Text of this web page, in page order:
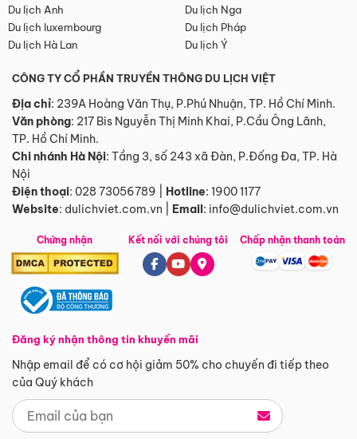
Du lịch Anh
Du lịch Nga
Du lịch luxembourg
Du lịch Pháp
Du lịch Hà Lan
Du lịch Ý
CÔNG TY CỔ PHẦN TRUYỀN THÔNG DU LỊCH VIỆT
Địa chỉ: 239A Hoàng Văn Thụ, P.Phú Nhuận, TP. Hồ Chí Minh.
Văn phòng: 217 Bis Nguyễn Thị Minh Khai, P.Cầu Ông Lãnh,
TP. Hồ Chí Minh.
Chi nhánh Hà Nội: Tầng 3, số 243 xã Đàn, P.Đống Đa, TP. Hà
Nội
Điện thoại: 028 73056789 Hotline: 1900 1177
Website: dulichviet.com.vn Email: info@dulichviet.com.vn
Chứng nhận
Đăng ký nhận thông tin khuyến mãi
Nhập email để có cơ hội giảm 50% cho chuyến đi tiếp theo
của Quý khách
Kết nối với chúng tôi Chấp nhận thanh toán